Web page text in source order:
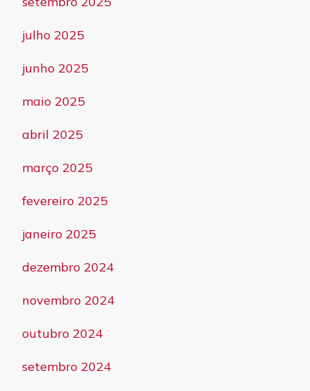
julho 2025
junho 2025
maio 2025
abril 2025
março 2025
fevereiro 2025
janeiro 2025
dezembro 2024
novembro 2024
outubro 2024
setembro 2024